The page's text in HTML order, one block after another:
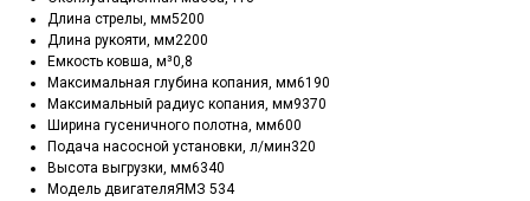
Длина стрелы, мм5200
Длина рукояти, мм2200
Емкость ковша, м³0,8
Максимальная глубина копания, мм6190
Максимальный радиус копания, мм9370
Ширина гусеничного полотна, мм600
Подача насосной установки, л/мин320
Высота выгрузки, мм6340
Модель двигателяЯМЗ 534